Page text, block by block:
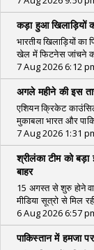
कड़ा हुआ खिलाड़ियों
भारतीय खिलाड़ियों
खेल में फिटनेस जांचने
7 Aug 2026 6:12
अगले महीने की इस
एशियन क्रिकेट
मुकाबला भारत और
7 Aug 2026 1:31
श्रीलंका टीम को
बाहर
15 अगस्त से शुरु होने
मीडिया सूत्रो से मिल
6 Aug 2026 6:57
पाकिस्तान में हमजा